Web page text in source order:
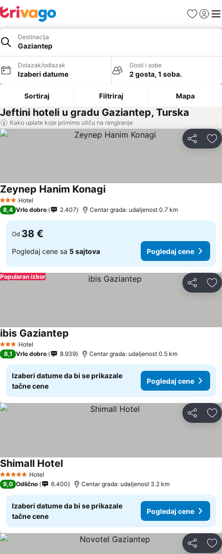
FavoritiPrijavi
Destinacija
Gaziantep
Dolazak/odlazak
Izaberi datume
Gosti i sobe
2 gosta, 1 soba.
Sortiraj Filtriraj Mapa
Jeftini hoteli u gradu Gaziantep, Turska
Kako uplate koje primimo utiču na rangiranje
Deli
3 Zvezdice
Hotel
Zeynep Hanim Konagi
8,4 Vrlo dobro 2.407 Centar grada: udaljenost 0.7 km
Od 38 €
Pogledaj cene sa 5 sajtova Pogledaj cene
Deli
Popularan izbor
3 Zvezdice
Hotel
ibis Gaziantep
8,1 Vrlo dobro 8.939 Centar grada: udaljenost 0.5 km
Izaberi datume da bi se prikazale
tačne cene
Pogledaj cene
Deli
5 ZvezdiceHotel
Shimall Hotel
9,0 Odlično 6.400 Centar grada: udaljenost 3.2 km
Izaberi datume da bi se prikazale
tačne cene
Pogledaj cene
Deli